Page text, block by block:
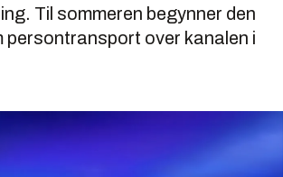
Til sommeren begynner den
persontransport over kanalen i